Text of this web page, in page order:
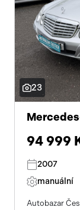
23
94 999
2007
manuální
Autobazar